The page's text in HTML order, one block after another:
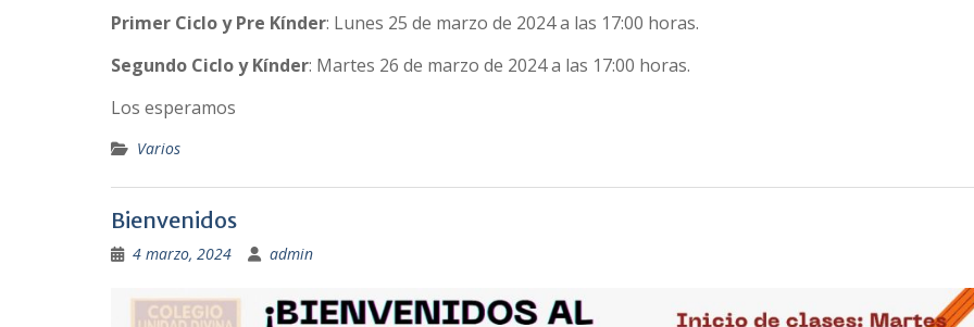
Primer Ciclo y Pre Kínder: Lunes 25 de marzo de 2024 a las 17:00 horas.
Segundo Ciclo y Kínder: Martes 26 de marzo de 2024 a las 17:00 horas.
Los esperamos
Varios
Bienvenidos
4 marzo, 2024 admin